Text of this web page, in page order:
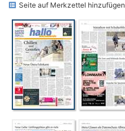
Seite auf Merkzettel hinzufügen